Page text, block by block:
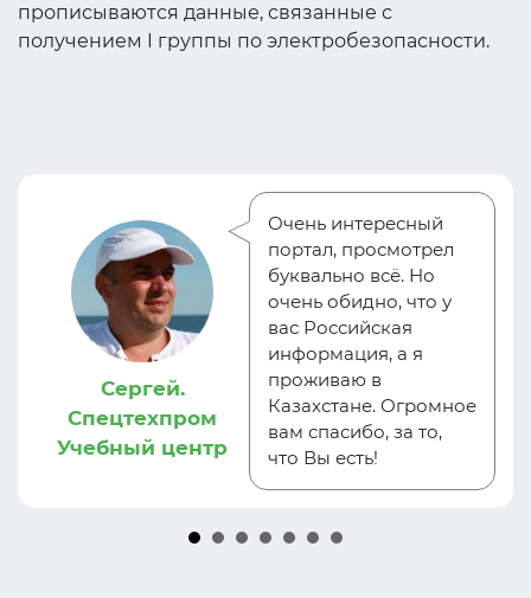
прописываются данные, связанные с
получением I группы по электробезопасности.
Сергей.
Спецтехпром
Учебный центр
Очень интересный
портал, просмотрел
буквально всё. Но
очень обидно, что у
вас Российская
информация, а я
проживаю в
Казахстане. Огромное
вам спасибо, за то,
что Вы есть!